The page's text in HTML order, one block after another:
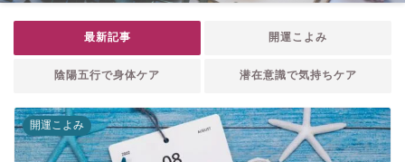
最新記事 開運こよみ
陰陽五行で身体ケア 潜在意識で気持ちケア
開運こよみ